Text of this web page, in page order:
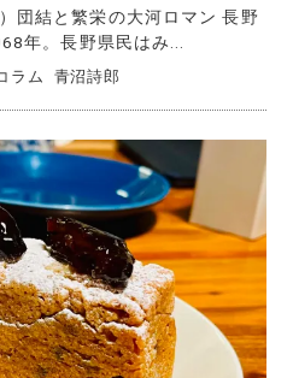
団結と繁栄の大河ロマン 長野
年。長野県民はみ...
ラム 青沼詩郎